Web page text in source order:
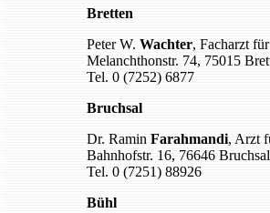
Bretten
Peter W. Wachter, Facharzt
Melanchthonstr. 74, 75015
Tel. 0 (7252) 6877
Bruchsal
Dr. Ramin Farahmandi, Arzt
Bahnhofstr. 16, 76646 Bruchsal
Tel. 0 (7251) 88926
Bühl